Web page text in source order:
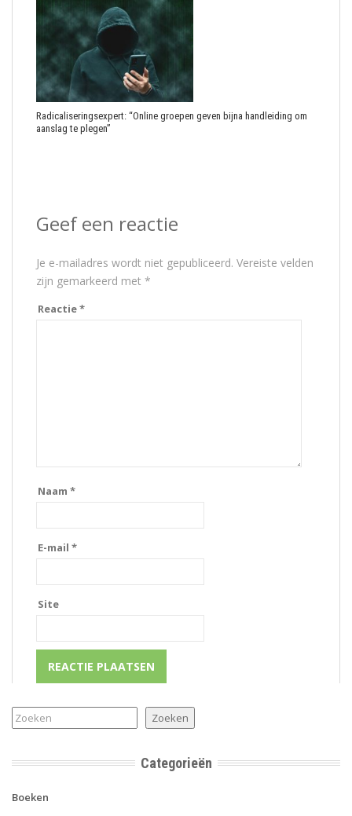
Radicaliseringsexpert: “Online groepen geven bijna handleiding om
aanslag te plegen”
Geef een reactie
Je e-mailadres wordt niet gepubliceerd. Vereiste velden
zijn gemarkeerd met *
Reactie*
Naam *
E-mail *
Site
Zoeken Zoeken
Categorieën
Boeken